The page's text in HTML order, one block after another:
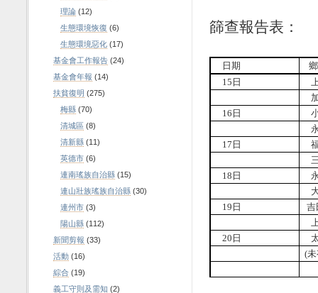
篩查報告表：
日期
15 日
16 日
17 日
18 日
19 日
吉
20 日
(
理論 (12)
生態環境恢復 (6)
生態環境惡化 (17)
基金會工作報告 (24)
基金會年報 (14)
扶貧復明 (275)
梅縣 (70)
清城區 (8)
清新縣 (11)
英德市 (6)
連南瑤族自治縣 (15)
連山壯族瑤族自治縣 (30)
連州市 (3)
陽山縣 (112)
新聞剪報 (33)
活動 (16)
綜合 (19)
義工守則及需知 (2)